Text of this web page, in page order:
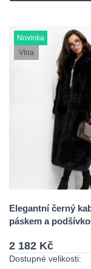
Novinka
Vlna
Elegantní černý
páskem a
2 182 Kč
Dostupné velikosti: